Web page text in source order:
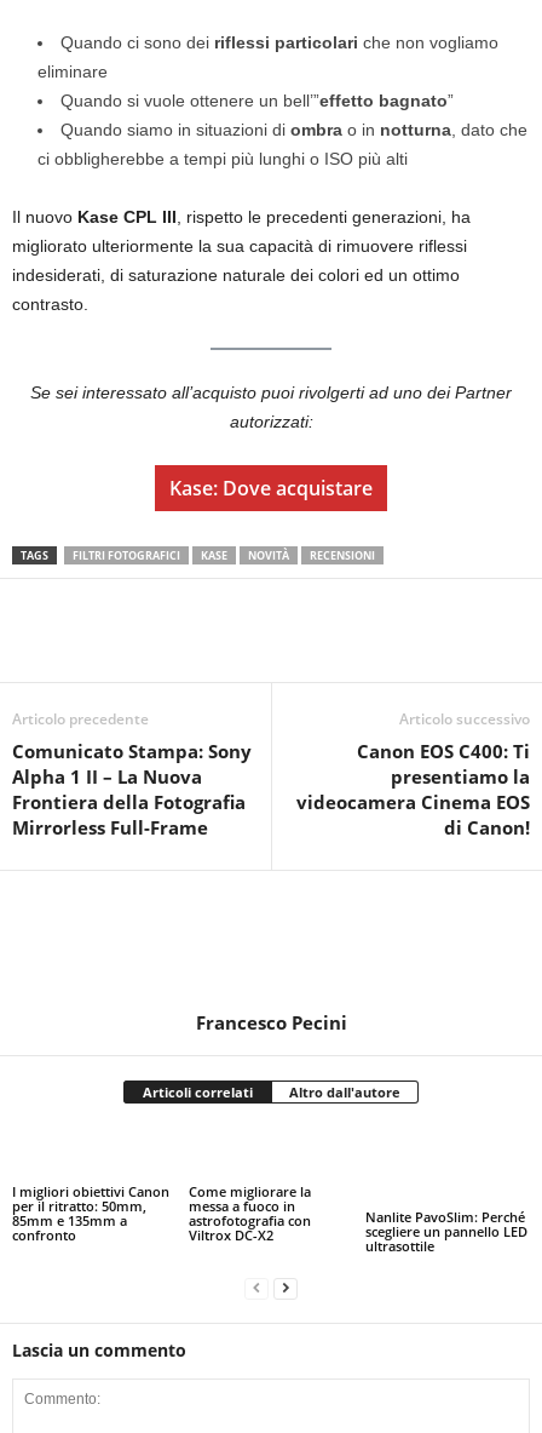
Quando ci sono dei riflessi particolari che non vogliamo
eliminare
Quando si vuole ottenere un bell’”effetto bagnato”
Quando siamo in situazioni di ombra o in notturna , dato che
ci obbligherebbe a tempi più lunghi o ISO più alti
Il nuovo Kase CPL III , rispetto le precedenti generazioni, ha
migliorato ulteriormente la sua capacità di rimuovere riflessi
indesiderati, di saturazione naturale dei colori ed un ottimo
contrasto.
Se sei interessato all’acquisto puoi rivolgerti ad uno dei Partner
autorizzati:
Kase: Dove acquistare
TAGS FILTRI FOTOGRAFICI KASE NOVITÀ RECENSIONI
Articolo precedente
Comunicato Stampa: Sony
Alpha 1 II – La Nuova
Frontiera della Fotografia
Mirrorless Full-Frame
Articolo successivo
Canon EOS C400: Ti
presentiamo la
videocamera Cinema EOS
di Canon!
Francesco Pecini
Articoli correlati Altro dall'autore
I migliori obiettivi Canon
per il ritratto: 50mm,
85mm e 135mm a
confronto
Come migliorare la
messa a fuoco in
astrofotografia con
Viltrox DC-X2
Nanlite PavoSlim: Perché
scegliere un pannello LED
ultrasottile
Lascia un commento